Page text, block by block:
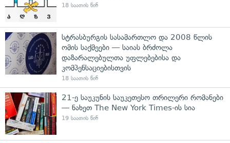
18 საათის წინ
სტრასბურგის სასამართლო და 2008 წლის
ომის საქმეები — საიას ბრძოლა
დაზარალებულთა უფლებებისა და
კომპენსაციებისთვის
18 საათის წინ
21-ე საუკუნის საუკეთესო თრილერი რომანები
— ნახეთ The New York Times-ის სია
19 საათის წინ